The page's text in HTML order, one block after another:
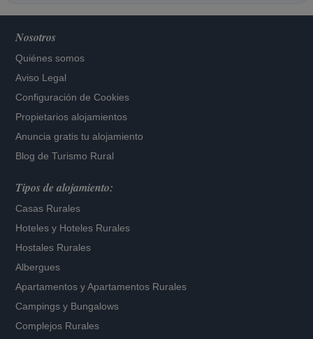
Nosotros
Quiénes somos
Aviso Legal
Configuración de Cookies
Propietarios alojamientos
Anuncia gratis tu alojamiento
Blog de Turismo Rural
Tipos de alojamiento:
Casas Rurales
Hoteles y Hoteles Rurales
Hostales Rurales
Albergues
Apartamentos yApartamentos Rurales
Campings y Bungalows
Complejos Rurales